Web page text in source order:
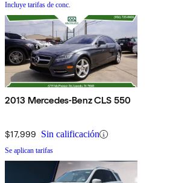
Incluye tarifas de conc.
2013 Mercedes-Benz CLS 550
$17,999 Sin calificación
Se aplican tarifas